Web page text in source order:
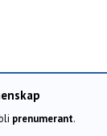
prenumerant.